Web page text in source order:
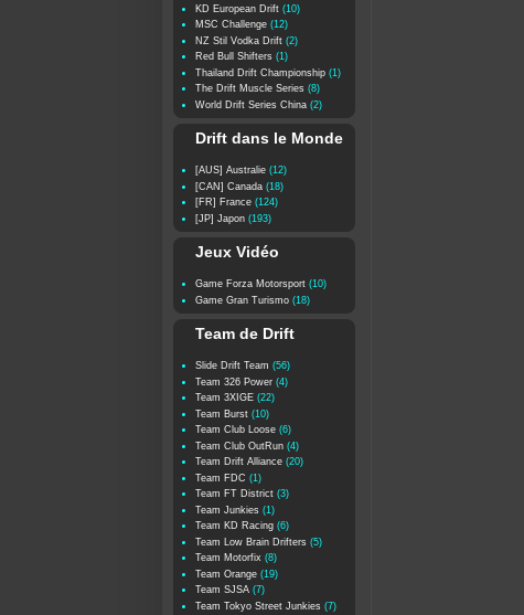
KD European Drift (10)
MSC Challenge (12)
NZ Stil Vodka Drift (2)
Red Bull Shifters (1)
Thailand Drift Championship (1)
The Drift Muscle Series (8)
World Drift Series China (2)
Drift dans le Monde
[AUS] Australie (12)
[CAN] Canada (18)
[FR] France (124)
[JP] Japon (193)
Jeux Vidéo
Game Forza Motorsport (10)
Game Gran Turismo (18)
Team de Drift
Slide Drift Team (56)
Team 326 Power (4)
Team 3XIGE (22)
Team Burst (10)
Team Club Loose (6)
Team Club OutRun (4)
Team Drift Alliance (20)
Team FDC (1)
Team FT District (3)
Team Junkies (1)
Team KD Racing (6)
Team Low Brain Drifters (5)
Team Motorfix (8)
Team Orange (19)
Team SJSA (7)
Team Tokyo Street Junkies (7)